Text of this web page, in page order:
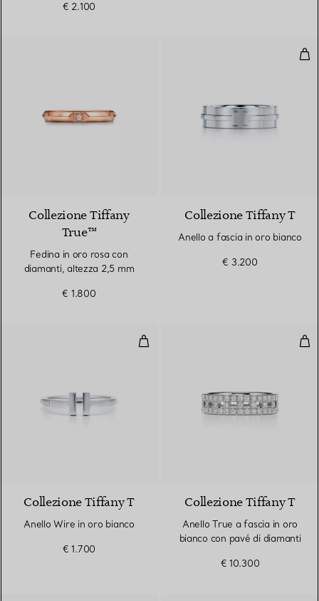
€ 2.100
Collezione Tiffany
True™
Fedina in oro rosa con
diamanti, altezza 2,5 mm
€ 1.800
Collezione Tiffany T
Anello a fascia in oro bianco
€ 3.200
Anello Wire in oro bianco
Collezione Tiffany T
Anello Wire in oro bianco
€ 1.700
Collezione Tiffany T
Anello True a fascia in oro
bianco con pavé di diamanti
€ 10.300